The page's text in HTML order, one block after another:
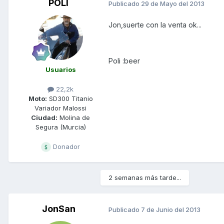
POLI
Usuarios
22,2k
Moto: SD300 Titanio
Variador Malossi
Ciudad: Molina de
Segura (Murcia)
Donador
Publicado 29 de Mayo del 2013
Jon,suerte con la venta ok...
Poli :beer
2 semanas más tarde...
JonSan Publicado 7 de Junio del 2013